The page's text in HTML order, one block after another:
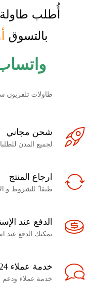
أُطلب
بالتسوق
طاولات تلفزيون
شحن مجاني
لجميع المدن للطلبات
ارجاع المنتج
طبقا ً للشروط و
الدفع عند
يمكنك الدفع عند
خدمة عملاء 24 / 7
خدمة عملاء ودعم